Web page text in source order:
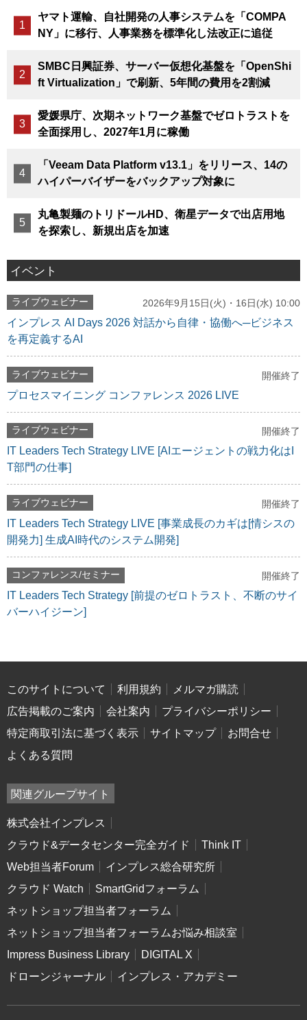
ヤマト運輸、自社開発の人事システムを「COMPA
NY」に移行、人事業務を標準化し法改正に追従
SMBC日興証券、サーバー仮想化基盤を「OpenShi
ft Virtualization」で刷新、5年間の費用を2割減
愛媛県庁、次期ネットワーク基盤でゼロトラストを
全面採用し、2027年1月に稼働
「Veeam Data Platform v13.1」をリリース、14の
ハイパーバイザーをバックアップ対象に
丸亀製麺のトリドールHD、衛星データで出店用地
を探索し、新規出店を加速
イベント
ライブウェビナー 2026年9月15日(火)・16日(水) 10:00
インプレス AI Days 2026 対話から自律・協働へ─ビジネス
を再定義するAI
ライブウェビナー 開催終了
プロセスマイニング コンファレンス 2026 LIVE
ライブウェビナー 開催終了
IT Leaders Tech Strategy LIVE [AIエージェントの戦力化はI
T部門の仕事]
ライブウェビナー 開催終了
IT Leaders Tech Strategy LIVE [事業成長のカギは[情シスの
開発力] 生成AI時代のシステム開発]
コンファレンス/セミナー 開催終了
IT Leaders Tech Strategy [前提のゼロトラスト、不断のサイ
バーハイジーン]
このサイトについて 利用規約
メルマガ購読
広告掲載のご案内
会社案内
プライバシーポリシー
特定商取引法に基づく表示
サイトマップ
お問合せ
よくある質問
関連グループサイト
株式会社インプレス
クラウド&データセンター完全ガイド
Think IT
Web担当者Forum
インプレス総合研究所
クラウド Watch
SmartGridフォーラム
ネットショップ担当者フォーラム
ネットショップ担当者フォーラムお悩み相談室
Impress Business Library
DIGITAL X
ドローンジャーナル
インプレス・アカデミー